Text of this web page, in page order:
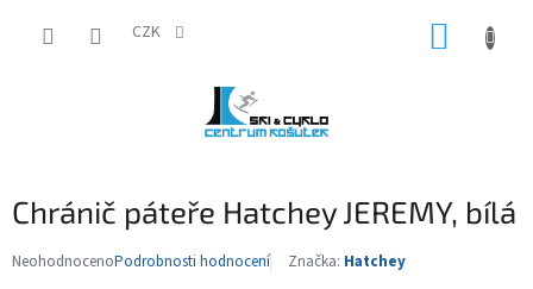
CZK
Chránič páteře Hatchey JEREMY, bílá
Průměrné
NeohodnocenoPodrobnosti hodnocení Značka: Hatchey